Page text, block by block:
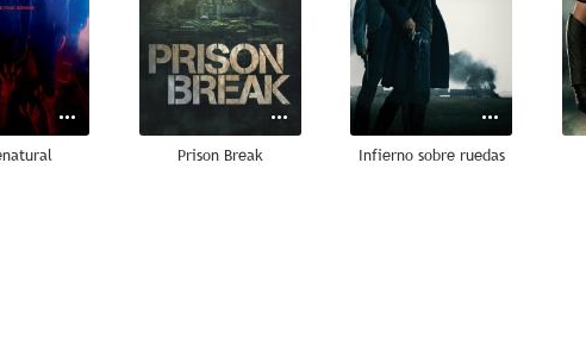
Prison Break Infierno sobre ruedas